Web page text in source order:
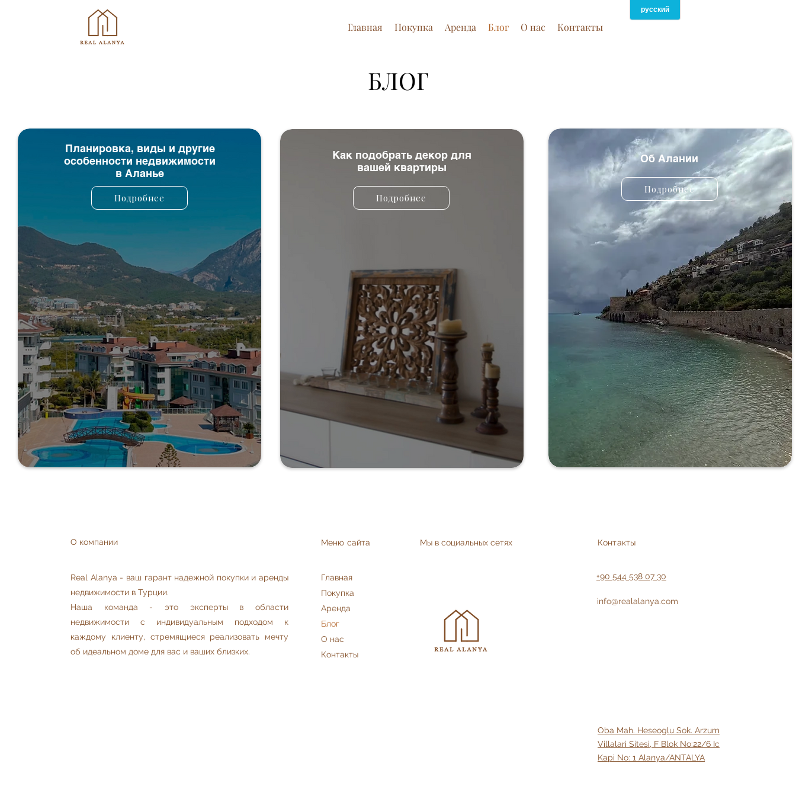
Главная Покупка Аренда Блог О нас Контакты
БЛОГ
Планировка, виды и другие
особенности недвижимости
в Аланье
Подробнее
Как подобрать декор для
вашей квартиры
Подробнее
Об Алании
Подробнее
О компании
Real Alanya - ваш гарант надежной покупки и аренды
недвижимости в Турции.
Наша команда - это эксперты в области
недвижимости с индивидуальным подходом к
каждому клиенту, стремящиеся реализовать мечту
об идеальном доме для вас и ваших близких.
Меню сайта
Главная
Покупка
Аренда
Блог
О нас
Контакты
Мы в социальных сетях Контакты
+90 544 538 07 30
info@realalanya.com
Oba Mah. Heseoglu Sok. Arzum
Villalari Sitesi, F Blok No:22/6 Ic
Kapi No: 1 Alanya/ANTALYA